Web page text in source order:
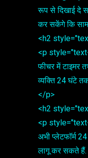
रूप से दिखाई दे
कर सकेंगे कि
<h2
<p
फीचर में टाइमर
व्यक्ति 24 घंटे
</p>
<h2
<p
अभी प्लेटफॉर्म
लागू कर सकते हैं.